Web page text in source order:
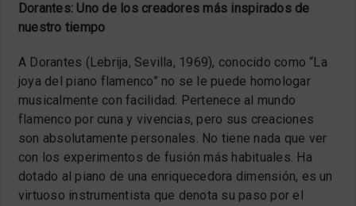
Dorantes: Uno de los creadores más inspirados de
nuestro tiempo
A Dorantes (Lebrija, Sevilla, 1969), conocido como “La
joya del piano flamenco” no se le puede homologar
musicalmente con facilidad. Pertenece al mundo
flamenco por cuna y vivencias, pero sus creaciones
son absolutamente personales. No tiene nada que ver
con los experimentos de fusión más habituales. Ha
dotado al piano de una enriquecedora dimensión, es un
virtuoso instrumentista que denota su paso por el